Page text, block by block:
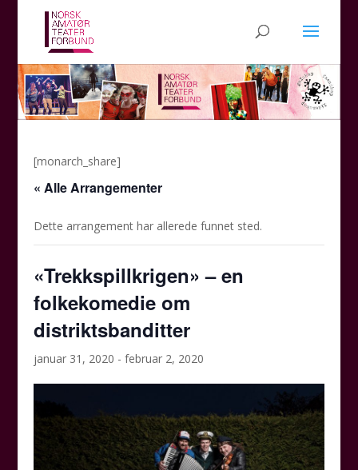
[monarch_share]
« Alle Arrangementer
Dette arrangement har allerede funnet sted.
«Trekkspillkrigen» – en
folkekomedie om
distriktsbanditter
januar 31, 2020 -februar 2, 2020